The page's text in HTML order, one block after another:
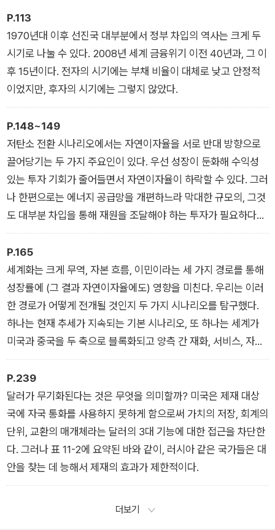
하며, 그 배경으로 복합적인 8가지 구조 변화를 제시한다.
P.113
1970년대 이후 선진국 대부분에서 정부 차입의 역사는 크게 두
시기로 나눌 수 있다. 2008년 세계 금융위기 이전 40년과, 그 이
후 15년이다. 전자의 시기에는 부채 비율이 대체로 낮고 안정적
이었지만, 후자의 시기에는 그렇지 않았다.
P.148~149
저탄소 전환 시나리오에서는 자연이자율을 서로 반대 방향으로
끌어당기는 두 가지 주요인이 있다. 우선 성장이 둔화해 수익성
있는 투자 기회가 줄어들면서 자연이자율이 하락할 수 있다. 그러
나 한편으로는 에너지 공급망을 개편하느라 막대한 규모의, 그것
도 대부분 차입을 통해 재원을 조달해야 하는 투자가 필요하다는
점에서 자연이자율이 상승할 수도 있다.
P.165
세계화는 크게 무역, 자본 흐름, 이민이라는 세 가지 경로를 통해
성장률에 (그 결과 자연이자율에도) 영향을 미친다. 우리는 이러
한 경로가 어떻게 전개될 것인지 두 가지 시나리오를 탐구했다.
하나는 현재 추세가 지속되는 기본 시나리오, 또 하나는 세계가
미국과 중국을 두 축으로 블록화되고 양측 간 재화, 서비스, 자본,
노동력의 흐름이 사실상 차단되는 제2차 냉전 시나리오다.
P.239
달러가 무기화된다는 것은 무엇을 의미할까? 미국은 제재 대상
국에 자국 통화를 사용하지 못하게 함으로써 가치의 저장, 회계의
단위, 교환의 매개체라는 달러의 3대 기능에 대한 접근을 차단한
다. 그러나 표 11-2에 요약된 바와 같이, 러시아 같은 국가들은 대
안을 찾는 데 능해서 제재의 효과가 제한적이다.
더보기